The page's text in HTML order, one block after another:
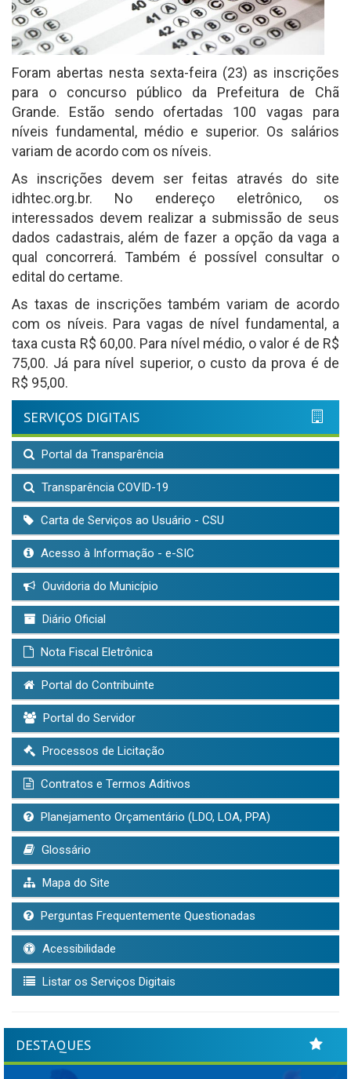
Foram abertas nesta sexta-feira (23) as inscrições
para o concurso público da Prefeitura de Chã
Grande. Estão sendo ofertadas 100 vagas para
níveis fundamental, médio e superior. Os salários
variam de acordo com os níveis.
As inscrições devem ser feitas através do site
idhtec.org.br. No endereço eletrônico, os
interessados devem realizar a submissão de seus
dados cadastrais, além de fazer a opção da vaga a
qual concorrerá. Também é possível consultar o
edital do certame.
As taxas de inscrições também variam de acordo
com os níveis. Para vagas de nível fundamental, a
taxa custa R$ 60,00. Para nível médio, o valor é de R$
75,00. Já para nível superior, o custo da prova é de
R$ 95,00.
SERVIÇOS DIGITAIS
Portal da Transparência
Transparência COVID-19
Carta de Serviços ao Usuário - CSU
Acesso à Informação - e-SIC
Ouvidoria do Município
Diário Oficial
Nota Fiscal Eletrônica
Portal do Contribuinte
Portal do Servidor
Processos de Licitação
Contratos e Termos Aditivos
Planejamento Orçamentário (LDO, LOA, PPA)
Glossário
Mapa do Site
Perguntas Frequentemente Questionadas
Acessibilidade
Listar os Serviços Digitais
DESTAQUES